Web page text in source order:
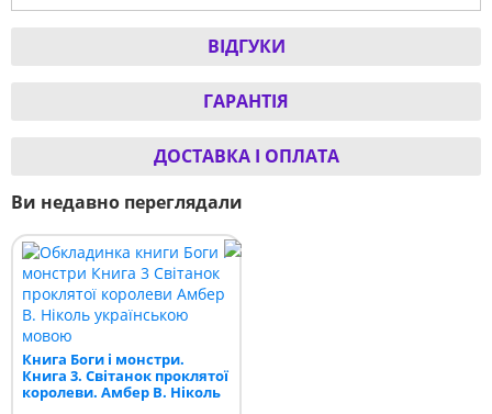
ВІДГУКИ
ГАРАНТІЯ
ДОСТАВКА І ОПЛАТА
Ви недавно переглядали
Книга Боги і монстри.
Книга 3. Світанок проклятої
королеви. Амбер В. Ніколь